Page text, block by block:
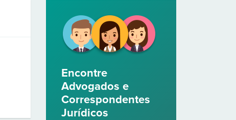
Encontre
Advogados e
Correspondentes
Jurídicos